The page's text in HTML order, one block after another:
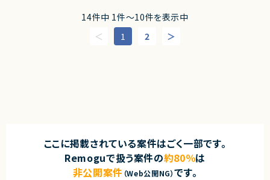
・仕組みで解決する思考の方
・個人よりもチーム成果を重視する方
・事業会社人格で動ける方
・主体的にコミュニケーションが取れる方
エージェントから
◎SREとバックエンドの両軸でプロダクト全体に関与できるポジションです！
◎技術選定や改善にも携われるため、テックリード経験を活かせます！
・セキュリティやガイドラインの策定
・CI/CDなどデリバリー基盤の構築・改善
・JavaもしくはKotlin（Spring Boot）を用いたチーム開発経験
・信頼性向上のためのアプリケーション、DB等の改善
・パブリッククラウドの設計、運用経験
・パブリッククラウドにおけるセキュリティオペレーションやインフラ構築、運
14件中 1件〜10件を表示中
1
2
ここに掲載されている案件はごく一部です。
Remoguで扱う案件の約80％は
非公開案件 （Web公開NG）です。